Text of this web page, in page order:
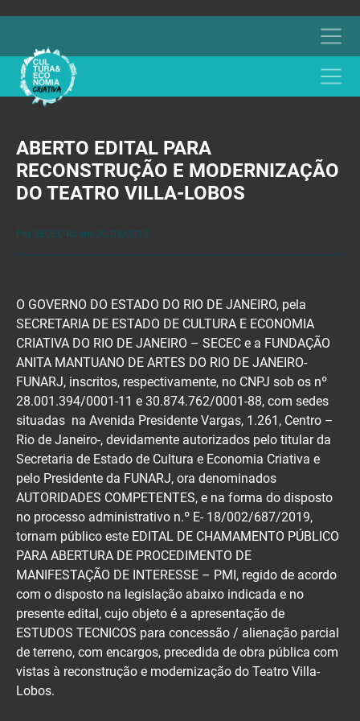
ABERTO EDITAL PARA
RECONSTRUÇÃO E MODERNIZAÇÃO
DO TEATRO VILLA-LOBOS
Por SECEC-RJ em 30/09/2019
O GOVERNO DO ESTADO DO RIO DE JANEIRO, pela
SECRETARIA DE ESTADO DE CULTURA E ECONOMIA
CRIATIVA DO RIO DE JANEIRO – SECEC e a FUNDAÇÃO
ANITA MANTUANO DE ARTES DO RIO DE JANEIRO-
FUNARJ, inscritos, respectivamente, no CNPJ sob os nº
28.001.394/0001-11 e 30.874.762/0001-88, com sedes
situadas na Avenida Presidente Vargas, 1.261, Centro –
Rio de Janeiro-, devidamente autorizados pelo titular da
Secretaria de Estado de Cultura e Economia Criativa e
pelo Presidente da FUNARJ, ora denominados
AUTORIDADES COMPETENTES, e na forma do disposto
no processo administrativo n.º E- 18/002/687/2019,
tornam público este EDITAL DE CHAMAMENTO PÚBLICO
PARA ABERTURA DE PROCEDIMENTO DE
MANIFESTAÇÃO DE INTERESSE – PMI, regido de acordo
com o disposto na legislação abaixo indicada e no
presente edital, cujo objeto é a apresentação de
ESTUDOS TECNICOS para concessão / alienação parcial
de terreno, com encargos, precedida de obra pública com
vistas à reconstrução e modernização do Teatro Villa-
Lobos.